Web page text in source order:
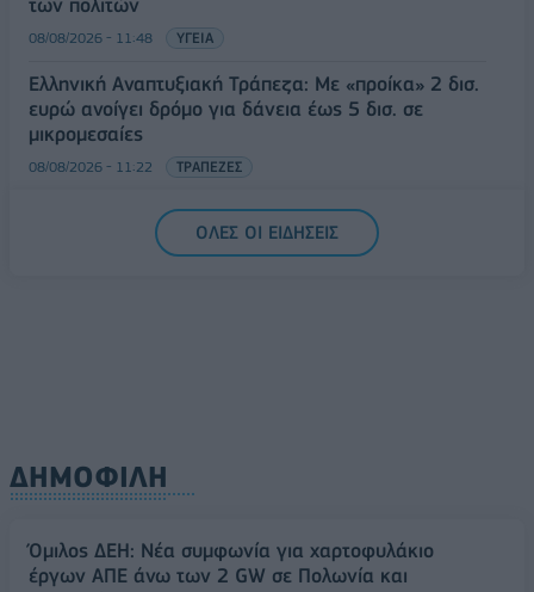
08/08/2026 - 11:48 ΥΓΕΙΑ
Ελληνική Αναπτυξιακή Τράπεζα: Με «προίκα» 2 δισ.
ευρώ ανοίγει δρόμο για δάνεια έως 5 δισ. σε
μικρομεσαίες
08/08/2026 - 11:22 ΤΡΑΠΕΖΕΣ
5G παντού, 6G στον ορίζοντα: Πού βρίσκεται η
Ελλάδα στη μεγάλη τεχνολογική μετάβαση
ΟΛΕΣ ΟΙ ΕΙΔΗΣΕΙΣ
ΔΗΜΟΦΙΛΗ
Όμιλος ΔΕΗ: Νέα συμφωνία για χαρτοφυλάκιο
έργων ΑΠΕ άνω των 2 GW σε Πολωνία και